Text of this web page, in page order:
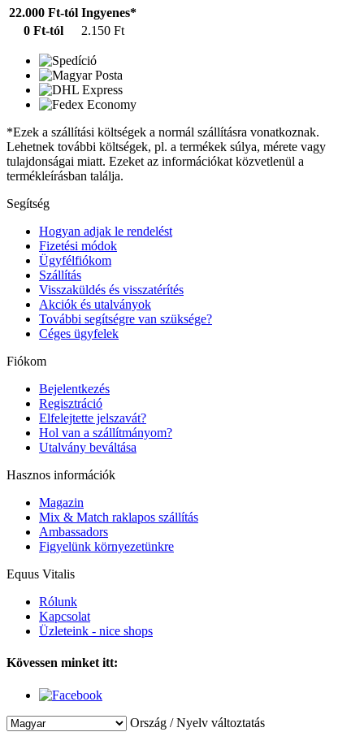
22.000 Ft-tól Ingyenes*
0 Ft-tól
2.150 Ft
*Ezek a szállítási költségek a normál szállításra vonatkoznak.
Lehetnek további költségek, pl. a termékek súlya, mérete vagy
tulajdonságai miatt. Ezeket az információkat közvetlenül a
termékleírásban találja.
Segítség
Hogyan adjak le rendelést
Fizetési módok
Ügyfélfiókom
Szállítás
Visszaküldés és visszatérítés
Akciók és utalványok
További segítségre van szüksége?
Céges ügyfelek
Fiókom
Bejelentkezés
Regisztráció
Elfelejtette jelszavát?
Hol van a szállítmányom?
Utalvány beváltása
Hasznos információk
Magazin
Mix & Match raklapos szállítás
Ambassadors
Figyelünk környezetünkre
Equus Vitalis
Rólunk
Kapcsolat
Üzleteink - nice shops
Kövessen minket itt:
Ország / Nyelv változtatás